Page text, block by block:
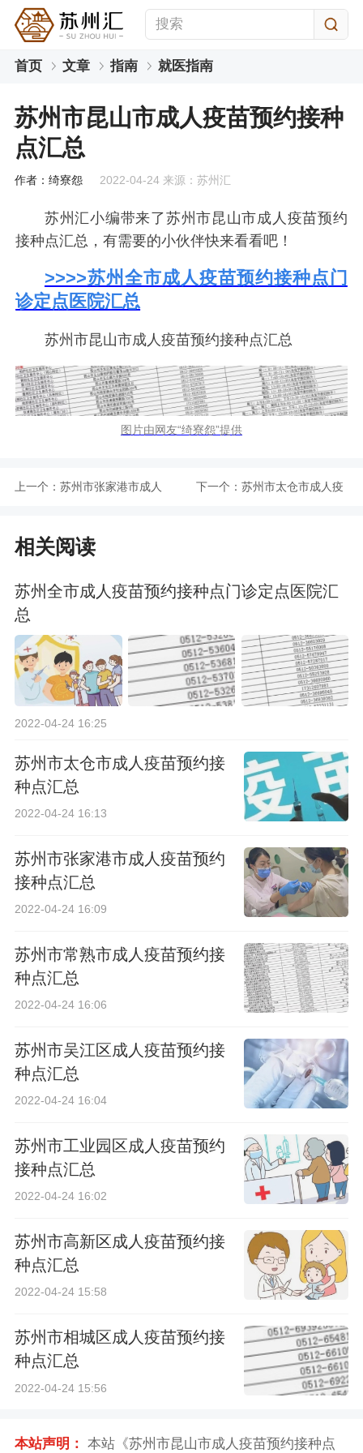
首页 文章 指南 就医指南
苏州市昆山市成人疫苗预约接种
点汇总
作者：绮寮怨 2022-04-24 来源：苏州汇
苏州汇小编带来了苏州市昆山市成人疫苗预约
接种点汇总，有需要的小伙伴快来看看吧！
>>>>苏州全市成人疫苗预约接种点门
诊定点医院汇总
苏州市昆山市成人疫苗预约接种点汇总
图片由网友“绮寮怨”提供
上一个： 苏州市张家港市成人 下一个： 苏州市太仓市成人疫
相关阅读
苏州全市成人疫苗预约接种点门诊定点医院汇
总
2022-04-24 16:25
苏州市太仓市成人疫苗预约接
种点汇总
2022-04-24 16:13
苏州市张家港市成人疫苗预约
接种点汇总
2022-04-24 16:09
苏州市常熟市成人疫苗预约接
种点汇总
2022-04-24 16:06
苏州市吴江区成人疫苗预约接
种点汇总
2022-04-24 16:04
苏州市工业园区成人疫苗预约
接种点汇总
2022-04-24 16:02
苏州市高新区成人疫苗预约接
种点汇总
2022-04-24 15:58
苏州市相城区成人疫苗预约接
种点汇总
2022-04-24 15:56
本站声明： 本站《苏州市昆山市成人疫苗预约接种点